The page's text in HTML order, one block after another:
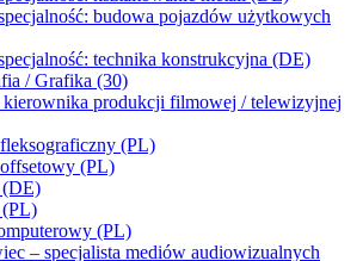
budowa pojazdów użytkowych
technika konstrukcyjna (DE)
/ Grafika (30)
kierownika produkcji filmowej / telewizyjnej
(PL)
(PL)
(DE)
(PL)
(PL)
– specjalista mediów audiowizualnych